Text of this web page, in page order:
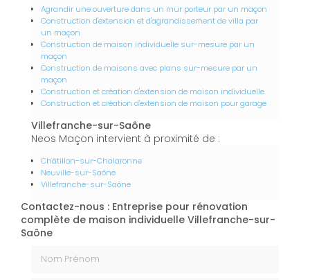
Agrandir une ouverture dans un mur porteur par un maçon
Construction d'extension et d'agrandissement de villa par
un maçon
Construction de maison individuelle sur-mesure par un
maçon
Construction de maisons avec plans sur-mesure par un
maçon
Construction et création d'extension de maison individuelle
Construction et création d'extension de maison pour garage
Villefranche-sur-Saône
Neos Maçon intervient à proximité de :
Châtillon-sur-Chalaronne
Neuville-sur-Saône
Villefranche-sur-Saône
Contactez-nous : Entreprise pour rénovation
complète de maison individuelle Villefranche-sur-
Saône